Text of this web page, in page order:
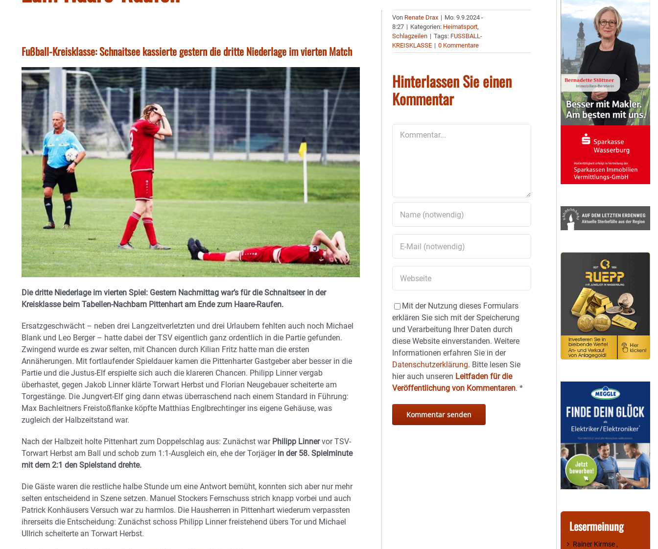
Fußball-Kreisklasse: Schnaitsee kassierte gestern die dritte Niederlage im vierten Match
Die dritte Niederlage im vierten Spiel: Gestern Nachmittag war’s für die Schnaitseer in der
Kreisklasse beim Tabellen-Nachbarn Pittenhart am Ende zum Haare-Raufen.
Ersatzgeschwächt – neben drei Langzeitverletzten und drei Urlaubern fehlten auch noch Michael
Blank und Leo Berger – hatte dabei der TSV eigentlich ganz ordentlich in die Partie gefunden.
Zwingend wurde es zwar selten, mit Chancen durch Kilian Fritz hatte man die ersten
Annäherungen. Mit fortlaufender Spieldauer kamen die Pittenharter Gastgeber aber besser in die
Partie und die Justus-Elf erspielte sich auch die klareren Chancen. Philipp Linner vergab
überhastet, gegen Jakob Linner klärte Torwart Herbst und Florian Neugebauer scheiterte am
Torgestänge. Die Jungvert-Elf ging dann etwas überraschend nach einem Standard in Führung:
Max Bachleitners Freistoßflanke köpfte Matthias Englbrechtinger ins eigene Gehäuse, was
zugleich der Halbzeitstand war.
Nach der Halbzeit holte Pittenhart zum Doppelschlag aus: Zunächst war Philipp Linnervor TSV-
Torwart Herbst am Ball und schob zum 1:1-Ausgleich ein, ehe der Torjägerin der 58. Spielminute
mit dem 2:1 den Spielstand drehte.
Die Gäste waren die restliche halbe Stunde um eine Antwort bemüht, konnten sich aber nur mehr
selten entscheidend in Szene setzen. Manuel Stockers Fernschuss strich knapp vorbei und auch
Patrick Konhäusers Versuch war zu harmlos. Die Hausherren in Pittenhart wiederum verpassten
ihrerseits die Entscheidung: Zunächst schoss Philipp Linner freistehend übers Tor und Michael
Ullrich scheiterte an Torwart Herbst.
Von Renate Drax | Mo. 9.9.2024 -
8:27 | Kategorien: Heimatsport,
Schlagzeilen | Tags: FUSSBALL-
KREISKLASSE | 0 Kommentare
Hinterlassen Sie einen
Kommentar
Mit der Nutzung dieses Formulars
erklären Sie sich mit der Speicherung
und Verarbeitung Ihrer Daten durch
diese Website einverstanden. Weitere
Informationen erfahren Sie in der
Datenschutzerklärung. Bitte lesen Sie
hier auch unseren Leitfaden für die
Veröffentlichung von Kommentaren.*
Lesermeinung
Rainer Kirmse ,